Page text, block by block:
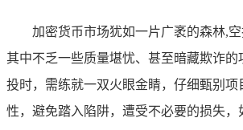
加密货币市场犹如一片广袤的森林,空
其中不乏一些质量堪忧、甚至暗藏欺诈的
投时，需练就一双火眼金睛，仔细甄别项
性，避免踏入陷阱，遭受不必要的损失，